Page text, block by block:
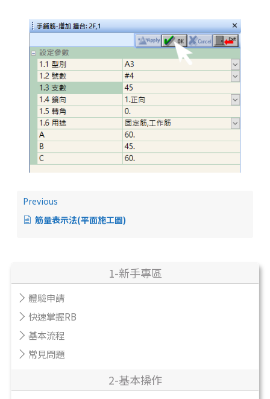
1-新手專區
體驗申請
快速掌握RB
基本流程
常見問題
2-基本操作
Previous
筋量表示法(平面施工圖)